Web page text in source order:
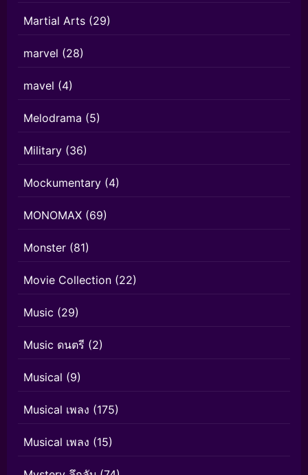
Martial Arts (29)
marvel (28)
mavel (4)
Melodrama (5)
Military (36)
Mockumentary (4)
MONOMAX (69)
Monster (81)
Movie Collection (22)
Music (29)
Music ดนตรี (2)
Musical (9)
Musical เพลง (175)
Musical เพลง (15)